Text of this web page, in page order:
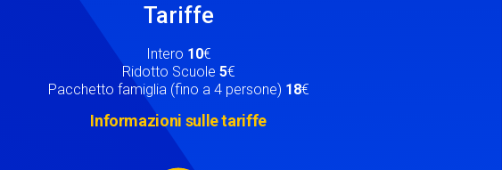
Tariffe
Intero 10€
Ridotto Scuole 5€
Pacchetto famiglia (fino a 4 persone) 18€
Informazioni sulle tariffe